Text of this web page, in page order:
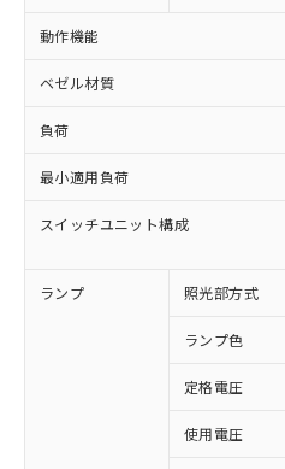
動作機能
ベゼル材質
負荷
最小適用負荷
スイッチユニット構成
ランプ 照光部方式
ランプ色
定格電圧
使用電圧
※1 対応状況